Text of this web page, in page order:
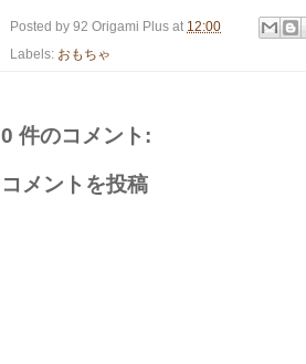
Posted by 92 Origami Plus at 12:00
Labels: おもちゃ
0 件のコメント:
コメントを投稿